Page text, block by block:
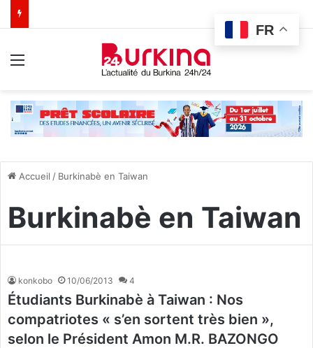
Accueil / Burkinabè en Taiwan
Burkinabè en Taiwan
konkobo 10/06/2013 4
Étudiants Burkinabè à Taiwan : Nos
compatriotes « s’en sortent très bien »,
selon le Président Amon M.R. BAZONGO
FR